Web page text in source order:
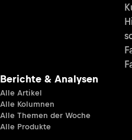
Berichte & Analysen
Alle Artikel
Alle Kolumnen
Alle Themen der Woche
Alle Produkte